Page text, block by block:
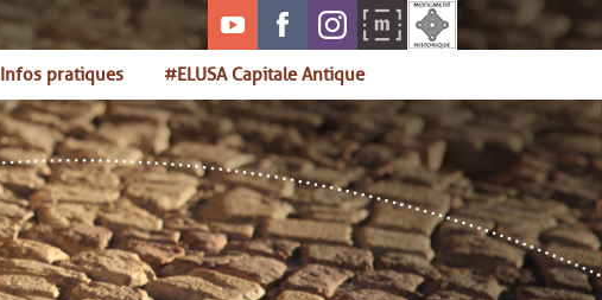
Infos pratiques #ELUSA Capitale Antique